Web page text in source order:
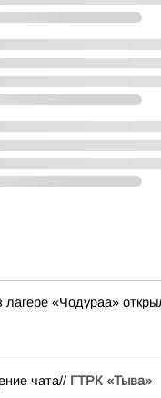
«Чодураа»
чата// ГТРК «Тыва»